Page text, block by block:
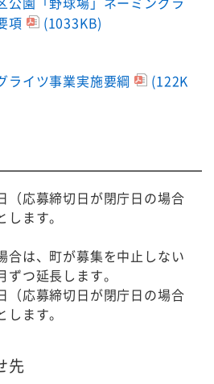
項
(1033KB)
イツ事業実施要綱
(122K
（応募締切日が閉庁日の場合
ます。
合は、町が募集を中止しない
つ延長します。
（応募締切日が閉庁日の場合
ます。
先